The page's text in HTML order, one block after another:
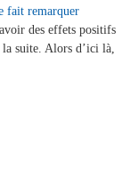
fait remarquer
des effets positifs
suite. Alors d’ici là,